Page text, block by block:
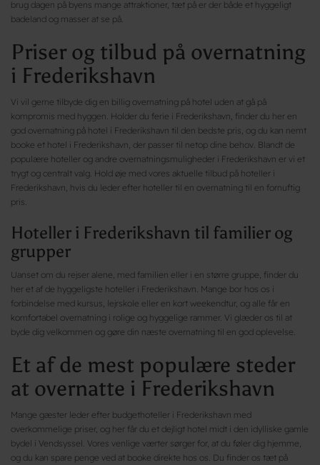
brug dagen på byens mange attraktioner, tæt på er der både et hyggeligt
badeland og masser at se på.
Priser og tilbud på overnatning
i Frederikshavn
Vi vil gerne tilbyde dig en billig overnatning på hotel uden at gå på
kompromis med hyggen. Holder du ferie i Frederikshavn, finder du her en
god overnatning på hotel i Frederikshavn til den bedste pris, og du kan nemt
booke et hotel i Frederikshavn, der passer til netop dine behov. Blandt de
populære hoteller og andre overnatningsmuligheder i Frederikshavn er vi et
trygt og centralt valg. Hold øje med vores aktuelle tilbud på hoteller i
Frederikshavn, hvis du leder efter hoteller til en overnatning til en fornuftig
pris.
Hoteller i Frederikshavn til familier og
grupper
Uanset om du rejser alene, med familien eller i en større gruppe, finder du
her et af de hyggeligste hoteller i Frederikshavn. Mange bor hos os i
forbindelse med kursus, lejrskole eller en kort weekendtur, og alle får en
komfortabel overnatning i rolige og hyggelige rammer. Vi glæder os til at
byde dig velkommen og gøre din næste overnatning til en god oplevelse.
Et af de mest populære steder
at overnatte i Frederikshavn
Mange gæster leder efter budgethoteller i Frederikshavn med
overkommelige priser, og her får du et dejligt hotel midt i den idylliske gamle
bydel i Vendsyssel. Vores venlige værter sørger for, at du føler dig hjemme,
og du kan spare penge ved at booke direkte hos os. Du finder os tæt på